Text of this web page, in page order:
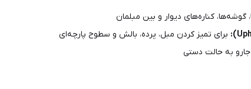
گوشه‌ها، کناره‌های دیوار و بین مبلمان
برای تمیز کردن مبل، پرده، بالش و سطوح پارچه‌ای
جارو به حالت دستی